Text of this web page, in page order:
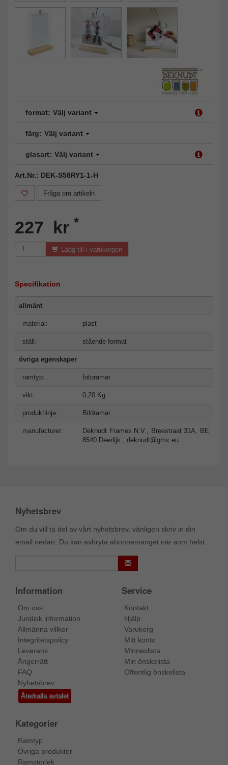
format: Välj variant
färg: Välj variant
glasart: Välj variant
Art.Nr.: DEK-S58RY1-1-H
Fråga om artikeln
227 kr *
Lägg till i varukorgen
Specifikation
allmänt
material: plast
ställ: stående format
övriga egenskaper
ramtyp: fotoramar
vikt: 0,20 Kg
produktlinje: Bildramar
manufacturer:
Deknudt Frames N.V., Breestraat 31A, BE
8540 Deerlijk , deknudt@gmx.eu
Nyhetsbrev
Om du vill ta del av vårt nyhetsbrev, vänligen skriv in din
email nedan. Du kan avbryta abonnemanget när som helst.
Information
Om oss
Juridisk information
Allmänna villkor
Integritetspolicy
Leverans
Ångerrätt
FAQ
Nyhetsbrev
Återkalla avtalet
Service
Kontakt
Hjälp
Varukorg
Mitt konto
Minneslista
Min önskelista
Offentlig önskelista
Kategorier
Ramtyp
Övriga produkter
Ramstorlek